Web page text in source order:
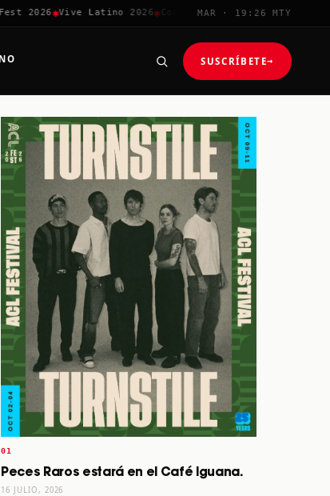
2026✱Vive Latino 2026✱Corona Capital ✱Coachella 2026
MAR · 19:26 MTY
SUSCRÍBETE→
Peces Raros estará en el Café Iguana.
16 JULIO, 2026